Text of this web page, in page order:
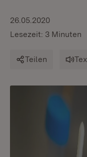
26.05.2020
Lesezeit: 3 Minuten
Teilen